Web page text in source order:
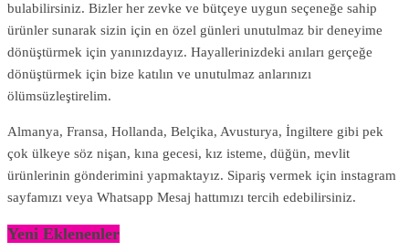
bulabilirsiniz. Bizler her zevke ve bütçeye uygun seçeneğe sahip
ürünler sunarak sizin için en özel günleri unutulmaz bir deneyime
dönüştürmek için yanınızdayız. Hayallerinizdeki anıları gerçeğe
dönüştürmek için bize katılın ve unutulmaz anlarınızı
ölümsüzleştirelim.
Almanya, Fransa, Hollanda, Belçika, Avusturya, İngiltere gibi pek
çok ülkeye söz nişan, kına gecesi, kız isteme, düğün, mevlit
ürünlerinin gönderimini yapmaktayız. Sipariş vermek için instagram
sayfamızı veya Whatsapp Mesaj hattımızı tercih edebilirsiniz.
Yeni Eklenenler